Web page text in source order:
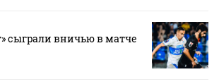
сыграли вничью в матче